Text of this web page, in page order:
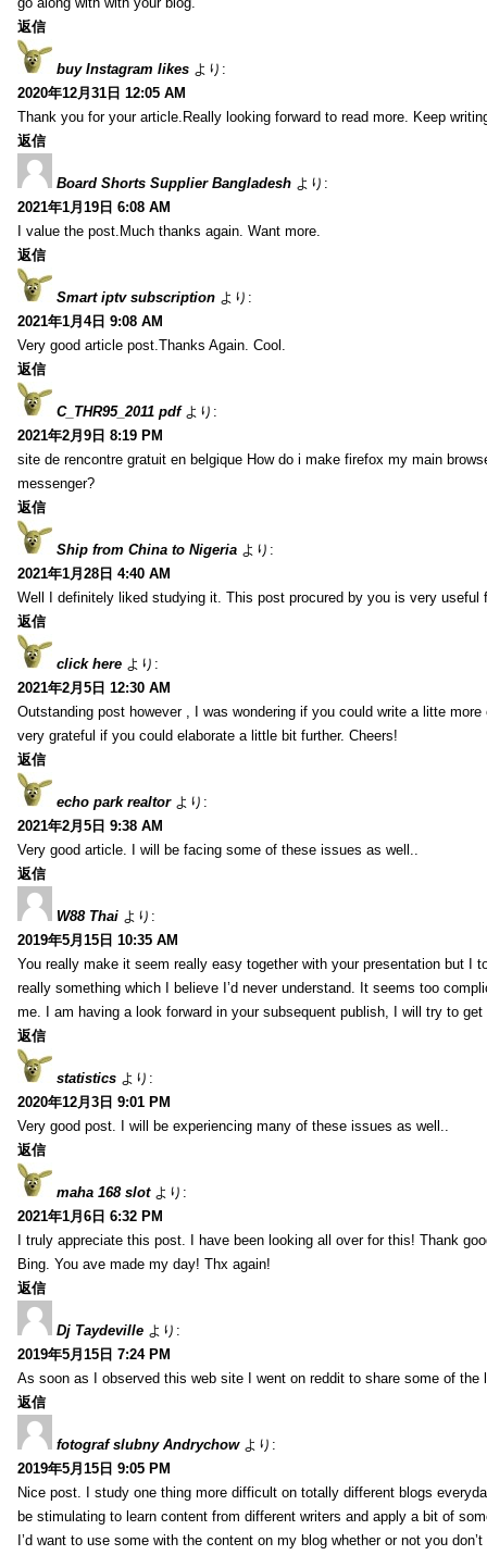
返信
buy Instagram likes より:
2020年12月31日 12:05 AM
Thank you for your article.Really looking forward to read more. Keep
返信
Board Shorts Supplier Bangladesh より:
2021年1月19日 6:08 AM
I value the post.Much thanks again. Want more.
返信
Smart iptv subscription より:
2021年1月4日 9:08 AM
Very good article post.Thanks Again. Cool.
返信
C_THR95_2011 pdf より:
2021年2月9日 8:19 PM
site de rencontre gratuit en belgique How do i make firefox my main
messenger?
返信
Ship from China to Nigeria より:
2021年1月28日 4:40 AM
Well I definitely liked studying it. This post procured by you is very useful
返信
click here より:
2021年2月5日 12:30 AM
Outstanding post however , I was wondering if you could write a litte
very grateful if you could elaborate a little bit further. Cheers!
返信
echo park realtor より:
2021年2月5日 9:38 AM
Very good article. I will be facing some of these issues as well..
返信
W88 Thai より:
2019年5月15日 10:35 AM
You really make it seem really easy together with your presentation but I
really something which I believe I’d never understand. It seems too
me. I am having a look forward in your subsequent publish, I will try to
返信
statistics より:
2020年12月3日 9:01 PM
Very good post. I will be experiencing many of these issues as well..
返信
maha 168 slot より:
2021年1月6日 6:32 PM
I truly appreciate this post. I have been looking all over for this! Thank
Bing. You ave made my day! Thx again!
返信
Dj Taydeville より:
2019年5月15日 7:24 PM
As soon as I observed this web site I went on reddit to share some of the
返信
fotograf slubny Andrychow より:
2019年5月15日 9:05 PM
Nice post. I study one thing more difficult on totally different blogs
be stimulating to learn content from different writers and apply a bit of
I’d want to use some with the content on my blog whether or not you